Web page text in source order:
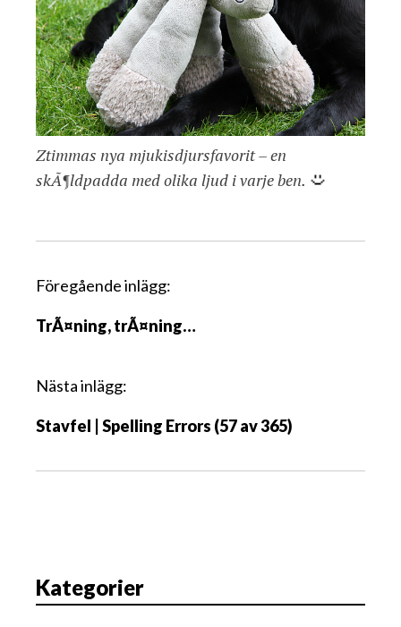
Ztimmas nya mjukisdjursfavorit – en
skÃ¶ldpadda med olika ljud i varje ben.
I
g
s
a
t
Föregående inlägg:
TrÃ¤ning, trÃ¤ning…
Nästa inlägg:
Stavfel | Spelling Errors (57 av 365)
Kategorier